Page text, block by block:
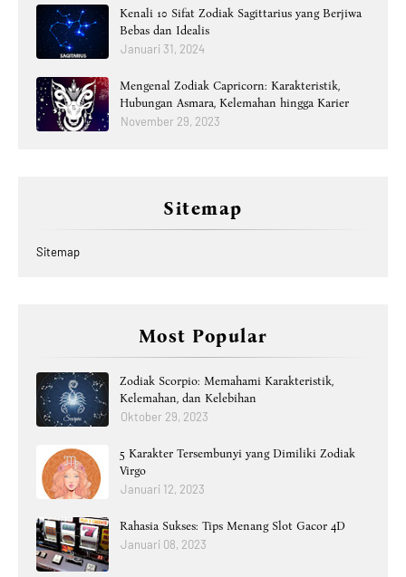
Kenali 10 Sifat Zodiak Sagittarius yang Berjiwa
Bebas dan Idealis
Januari 31, 2024
Mengenal Zodiak Capricorn: Karakteristik,
Hubungan Asmara, Kelemahan hingga Karier
November 29, 2023
Sitemap
Sitemap
Most Popular
Zodiak Scorpio: Memahami Karakteristik,
Kelemahan, dan Kelebihan
Oktober 29, 2023
5 Karakter Tersembunyi yang Dimiliki Zodiak
Virgo
Januari 12, 2023
Rahasia Sukses: Tips Menang Slot Gacor 4D
Januari 08, 2023